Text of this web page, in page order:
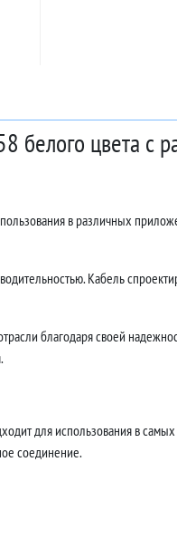
белого цвета с
в различных
Кабель
благодаря своей
для использования в
соединение.